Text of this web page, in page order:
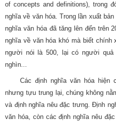
of concepts and definitions), trong
nghĩa về văn hóa. Trong lần xuất
nghĩa văn hóa đã tăng lên đến trên
nghĩa về văn hóa khó mà biết
người nói là 500, lại có người quả
nghìn...
Các định nghĩa văn hóa hiện
nhưng tựu trung lại, chúng không
và định nghĩa nêu đặc trưng. Định
văn hóa, còn các định nghĩa nêu